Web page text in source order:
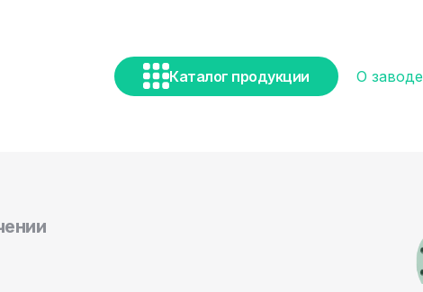
Каталог продукции О заводе